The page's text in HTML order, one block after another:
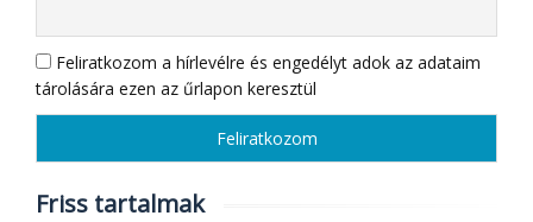
Feliratkozom a hírlevélre és engedélyt adok az adataim
tárolására ezen az űrlapon keresztül
Friss tartalmak